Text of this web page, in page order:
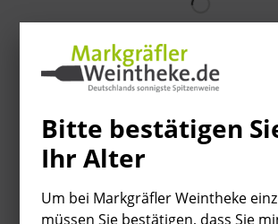
Bitte bestätigen
Ihr Alter
Um bei Markgräfler Weintheke
müssen Sie bestätigen, dass Sie